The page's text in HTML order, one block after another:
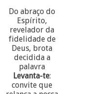
Do abraço do
Espírito,
revelador da
fidelidade de
Deus, brota
decidida a
palavra
Levanta-te:
convite que